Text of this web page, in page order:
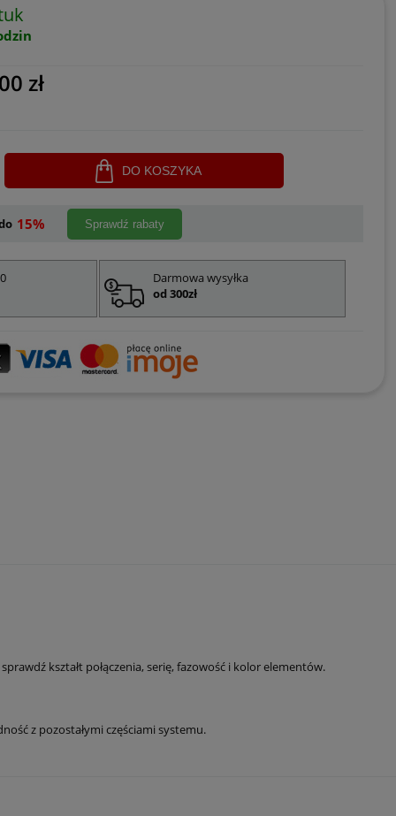
zł
DO KOSZYKA
15% Sprawdź rabaty
Darmowa wysyłka
od 300zł
kształt połączenia, serię, fazowość i kolor elementów.
z pozostałymi częściami systemu.